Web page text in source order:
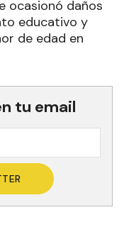
ocasionó daños
educativo y
de edad en
tu email